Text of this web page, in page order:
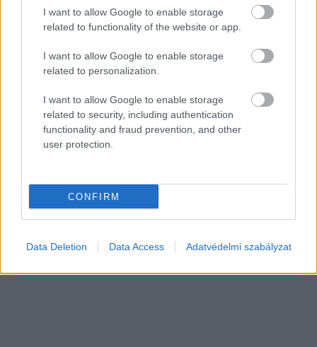
I want to allow Google to enable storage
related to functionality of the website or app.
I want to allow Google to enable storage
related to personalization.
I want to allow Google to enable storage
related to security, including authentication
functionality and fraud prevention, and other
user protection.
CONFIRM
Data Deletion Data Access Adatvédelmi szabályzat
Címlapfotó: guibolduc / Unsplash